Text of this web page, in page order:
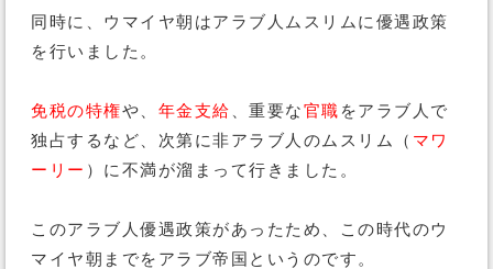
同時に、ウマイヤ朝はアラブ人ムスリムに優遇政策
を行いました。
免税の特権や、 年金支給 、重要な官職 をアラブ人で
独占するなど、次第に非アラブ人のムスリム（ マワ
ーリー ）に不満が溜まって行きました。
このアラブ人優遇政策があったため、この時代のウ
マイヤ朝までをアラブ帝国というのです。